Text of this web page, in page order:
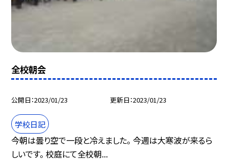
全校朝会
公開日 2023/01/23 更新日 2023/01/23
学校日記
今朝は曇り空で一段と冷えました。 今週は大寒波が来るら
しいです。 校庭にて全校朝...